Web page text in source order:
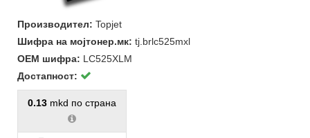
Производител: Topjet
Шифра на мојтонер.мк: tj.brlc525mxl
ОЕМ шифра: LC525XLM
Достапност:
0.13 mkd по страна